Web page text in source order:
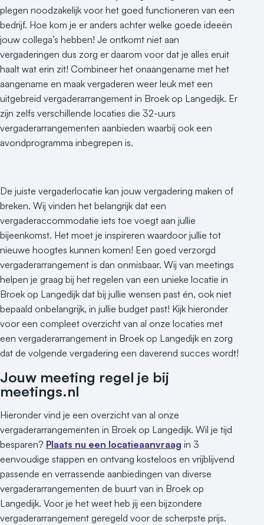
plegen noodzakelijk voor het goed functioneren van een
bedrijf. Hoe kom je er anders achter welke goede ideeën
jouw collega’s hebben! Je ontkomt niet aan
vergaderingen dus zorg er daarom voor dat je alles eruit
haalt wat erin zit! Combineer het onaangename met het
aangename en maak vergaderen weer leuk met een
uitgebreid vergaderarrangement in Broek op Langedijk. Er
zijn zelfs verschillende locaties die 32-uurs
vergaderarrangementen aanbieden waarbij ook een
avondprogramma inbegrepen is.
De juiste vergaderlocatie kan jouw vergadering maken of
breken. Wij vinden het belangrijk dat een
vergaderaccommodatie iets toe voegt aan jullie
bijeenkomst. Het moet je inspireren waardoor jullie tot
nieuwe hoogtes kunnen komen! Een goed verzorgd
vergaderarrangement is dan onmisbaar. Wij van meetings
helpen je graag bij het regelen van een unieke locatie in
Broek op Langedijk dat bij jullie wensen past én, ook niet
bepaald onbelangrijk, in jullie budget past! Kijk hieronder
voor een compleet overzicht van al onze locaties met
een vergaderarrangement in Broek op Langedijk en zorg
dat de volgende vergadering een daverend succes wordt!
Jouw meeting regel je bij
meetings.nl
Hieronder vind je een overzicht van al onze
vergaderarrangementen in Broek op Langedijk. Wil je tijd
besparen? Plaats nu een locatieaanvraag in 3
eenvoudige stappen en ontvang kosteloos en vrijblijvend
passende en verrassende aanbiedingen van diverse
vergaderarrangementen de buurt van in Broek op
Langedijk. Voor je het weet heb jij een bijzondere
vergaderarrangement geregeld voor de scherpste prijs.